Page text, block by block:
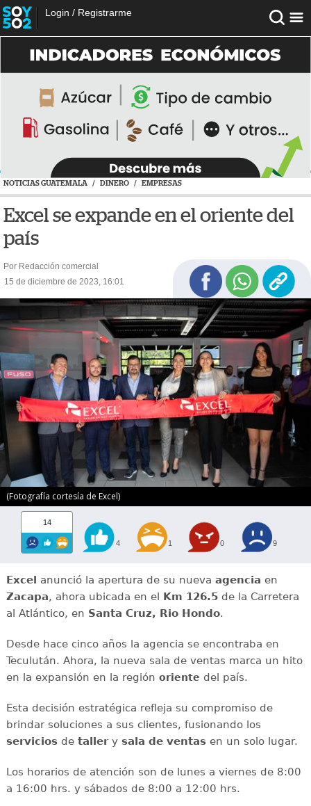
Login / Registrarme
NOTICIAS GUATEMALA / DINERO / EMPRESAS
Excel se expande en el oriente del
país
Por Redacción comercial
15 de diciembre de 2023, 16:01
(Fotografía cortesía de Excel)
14
4 1 0 9
Excel anunció la apertura de su nueva agencia en
Zacapa, ahora ubicada en el Km 126.5de la Carretera
al Atlántico, en Santa Cruz, Rio Hondo.
Desde hace cinco años la agencia se encontraba en
Teculután. Ahora, la nueva sala de ventas marca un hito
en la expansión en la región oriente del país.
Esta decisión estratégica refleja su compromiso de
brindar soluciones a sus clientes, fusionando los
serviciosde tallery sala de ventasen un solo lugar.
Los horarios de atención son de lunes a viernes de 8:00
a 16:00 hrs. y sábados de 8:00 a 12:00 hrs.